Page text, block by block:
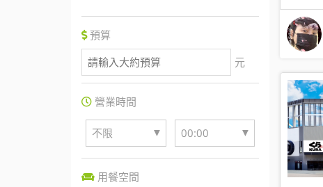
預算
元
營業時間
不限 ▼ 00:00 ▼
用餐空間